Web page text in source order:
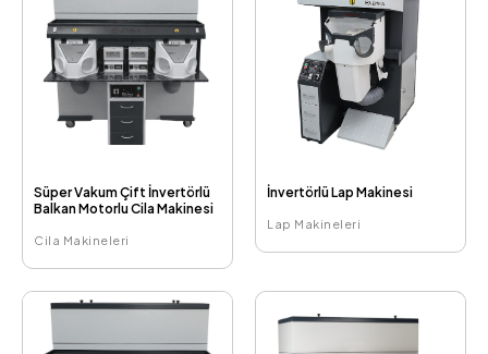
Süper Vakum Çift İnvertörlü
Balkan Motorlu Cila Makinesi
Cila Makineleri
İnvertörlü Lap Makinesi
Lap Makineleri